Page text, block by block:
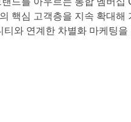
핵심 고객층을 지속 확대
와 연계한 차별화 마케팅